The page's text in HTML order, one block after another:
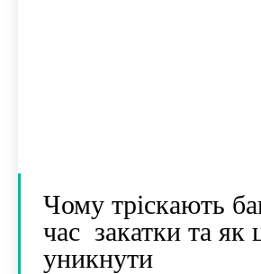
Чому тріскають
час закатки та як
уникнути